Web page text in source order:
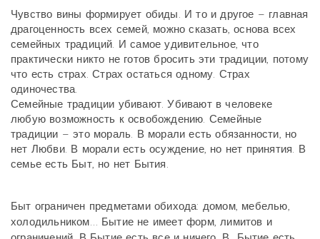
Чувство вины формирует обиды. И то и другое – главная
драгоценность всех семей, можно сказать, основа всех
семейных традиций. И самое удивительное, что
практически никто не готов бросить эти традиции, потому
что есть страх. Страх остаться одному. Страх
одиночества.
Семейные традиции убивают. Убивают в человеке
любую возможность к освобождению. Семейные
традиции – это мораль. В морали есть обязанности, но
нет Любви. В морали есть осуждение, но нет принятия. В
семье есть Быт, но нет Бытия.
Быт ограничен предметами обихода: домом, мебелью,
холодильником… Бытие не имеет форм, лимитов и